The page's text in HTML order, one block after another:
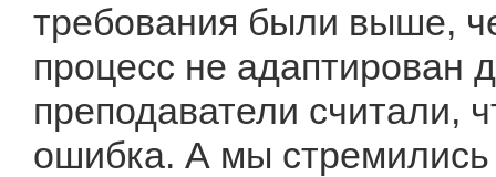
требования были выше,
процесс не
преподаватели считали,
ошибка. А мы стремились